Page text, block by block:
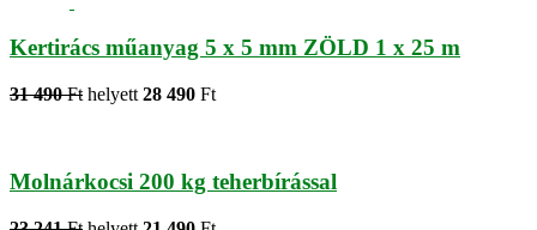
Kertirács műanyag 5 x 5 mm ZÖLD 1 x 25 m
31 490 Ft helyett 28 490 Ft
Molnárkocsi 200 kg teherbírással